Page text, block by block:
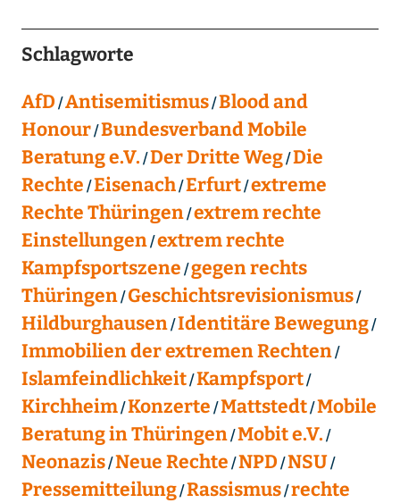
Schlagworte
AfD Antisemitismus Blood and
Honour Bundesverband Mobile
Beratung e.V. Der Dritte Weg Die
Rechte Eisenach Erfurt extreme
Rechte Thüringen extrem rechte
Einstellungen extrem rechte
Kampfsportszene gegen rechts
Thüringen Geschichtsrevisionismus
Hildburghausen Identitäre Bewegung
Immobilien der extremen Rechten
Islamfeindlichkeit Kampfsport
Kirchheim Konzerte Mattstedt Mobile
Beratung in Thüringen Mobit e.V.
Neonazis Neue Rechte NPD NSU
Pressemitteilung Rassismus rechte